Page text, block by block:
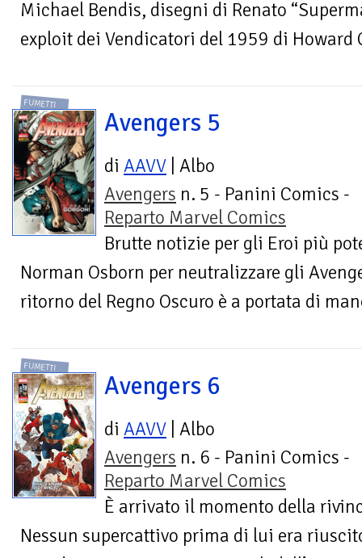
Michael Bendis, disegni di Renato
exploit dei Vendicatori del 1959 di
FUMETTI
Avengers 5
di AAVV | Albo
Avengers n. 5 - Panini Comics -
Reparto Marvel Comics
Brutte notizie per gli Eroi più
Norman Osborn per neutralizzare gli
ritorno del Regno Oscuro è a portata di
FUMETTI
Avengers 6
di AAVV | Albo
Avengers n. 6 - Panini Comics -
Reparto Marvel Comics
È arrivato il momento della
Nessun supercattivo prima di lui era